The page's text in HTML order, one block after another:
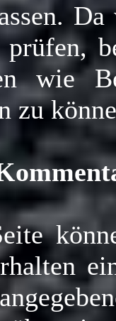
prüfen,
wie
zu